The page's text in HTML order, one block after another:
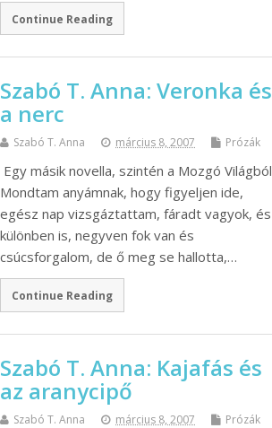
Continue Reading
Szabó T. Anna: Veronka és
a nerc
Szabó T. Anna március 8, 2007 Prózák
Egy másik novella, szintén a Mozgó Világból
Mondtam anyámnak, hogy figyeljen ide,
egész nap vizsgáztattam, fáradt vagyok, és
különben is, negyven fok van és
csúcsforgalom, de ő meg se hallotta,…
Continue Reading
Szabó T. Anna: Kajafás és
az aranycipő
Szabó T. Anna március 8, 2007 Prózák